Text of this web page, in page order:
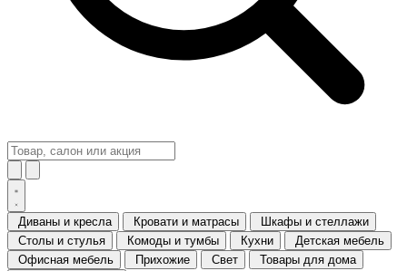
Диваны и кресла Кровати и матрасы
Шкафы и стеллажи
Столы и стулья
Комоды и тумбы Кухни
Детская мебель
Офисная мебель
Прихожие Свет
Товары для дома